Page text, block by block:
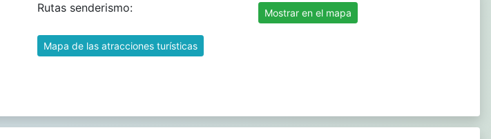
Rutas senderismo:
Mapa de las atracciones turísticas
Mostrar en el mapa